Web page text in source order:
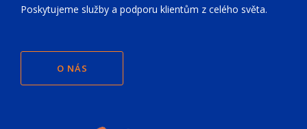
Poskytujeme služby a podporu klientům z celého světa.
O NÁS